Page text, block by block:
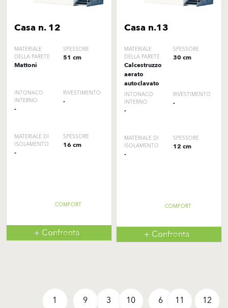
Casa n. 12
MATERIALE
DELLA PARETE
Mattoni
SPESSORE
51 cm
INTONACO
INTERNO
-
RIVESTIMENTO
-
MATERIALE DI
ISOLAMENTO
-
SPESSORE
16 cm
COMFORT
ABITATIVO
+ Confronta
Casa n.13
MATERIALE
DELLA PARETE
Calcestruzzo
aerato
autoclavato
SPESSORE
30 cm
INTONACO
INTERNO
-
RIVESTIMENTO
-
MATERIALE DI
ISOLAMENTO
-
SPESSORE
12 cm
COMFORT
ABITATIVO
+ Confronta
1 3 6
9 10 11 12